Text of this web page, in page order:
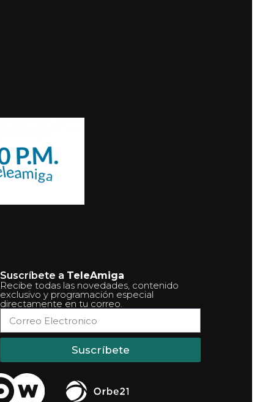
Suscríbete a TeleAmiga
Recibe todas las novedades, contenido
exclusivo y programación especial
directamente en tu correo.
Suscríbete